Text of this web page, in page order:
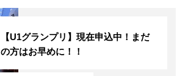
【U1グランプリ】現在申込中！まだ
の方はお早めに！！